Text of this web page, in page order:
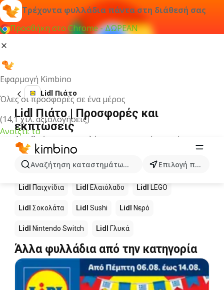
Τρέχοντα φυλλάδια πάντα στη διάθεσή σας
Προσθήκη στο Chrome - ΔΩΡΕΑΝ
Εφαρμογή Kimbino
Όλες οι προσφορές σε ένα μέρος
(14,1 χιλ. αξιολογήσεις)
Ανοίξτε το
Αναζήτηση καταστημάτων, κατηγοριών, προϊόντων...
Επιλογή πόλης
Lidl Πιάτο
Lidl Πιάτο | Προσφορές και
εκπτώσεις
Δεν βρήκαμε αποτελέσματα για αυτόν τον όρο.
Άλλα προϊόντα στα καταστήματα
Lidl
Lidl Παιχνίδια Lidl Ελαιόλαδο Lidl LEGO
Lidl Σοκολάτα Lidl Sushi Lidl Νερό
Lidl Nintendo Switch Lidl Γλυκά
Άλλα φυλλάδια από την κατηγορία